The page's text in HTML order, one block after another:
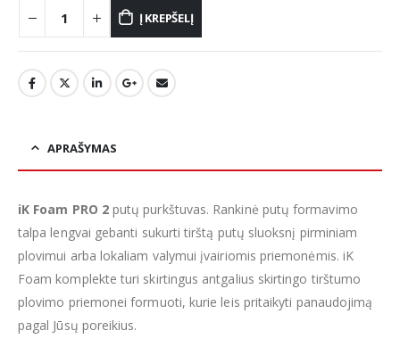
Į KREPŠELĮ
APRAŠYMAS
iK Foam PRO 2putų purkštuvas. Rankinė putų formavimo
talpa lengvai gebanti sukurti tirštą putų sluoksnį pirminiam
plovimui arba lokaliam valymui įvairiomis priemonėmis. iK
Foam komplekte turi skirtingus antgalius skirtingo tirštumo
plovimo priemonei formuoti, kurie leis pritaikyti panaudojimą
pagal Jūsų poreikius.